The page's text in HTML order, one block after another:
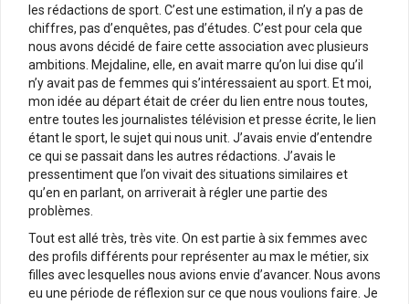
les rédactions de sport. C’est une estimation, il n’y a pas de
chiffres, pas d’enquêtes, pas d’études. C’est pour cela que
nous avons décidé de faire cette association avec plusieurs
ambitions. Mejdaline, elle, en avait marre qu’on lui dise qu’il
n’y avait pas de femmes qui s’intéressaient au sport. Et moi,
mon idée au départ était de créer du lien entre nous toutes,
entre toutes les journalistes télévision et presse écrite, le lien
étant le sport, le sujet qui nous unit. J’avais envie d’entendre
ce qui se passait dans les autres rédactions. J’avais le
pressentiment que l’on vivait des situations similaires et
qu’en en parlant, on arriverait à régler une partie des
problèmes.
Tout est allé très, très vite. On est partie à six femmes avec
des profils différents pour représenter au max le métier, six
filles avec lesquelles nous avions envie d’avancer. Nous avons
eu une période de réflexion sur ce que nous voulions faire. Je